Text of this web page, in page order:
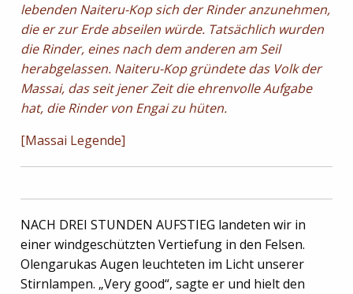
lebenden Naiteru-Kop sich der Rinder anzunehmen,
die er zur Erde abseilen würde. Tatsächlich wurden
die Rinder, eines nach dem anderen am Seil
herabgelassen. Naiteru-Kop gründete das Volk der
Massai, das seit jener Zeit die ehrenvolle Aufgabe
hat, die Rinder von Engai zu hüten.
[Massai Legende]
NACH DREI STUNDEN AUFSTIEG landeten wir in
einer windgeschützten Vertiefung in den Felsen.
Olengarukas Augen leuchteten im Licht unserer
Stirnlampen. „Very good“, sagte er und hielt den